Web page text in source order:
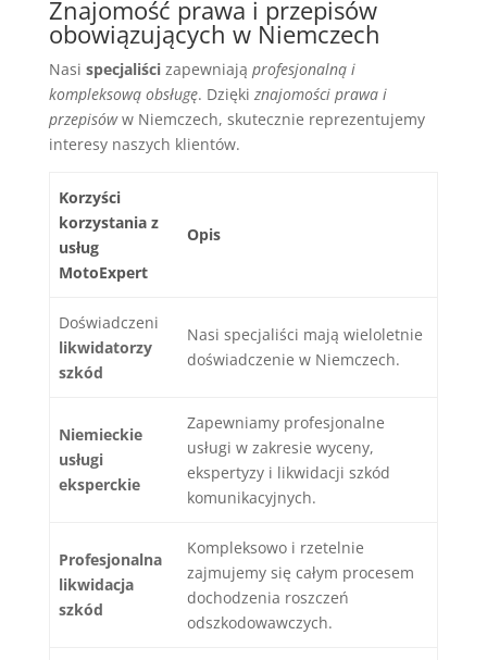
Znajomość prawa i przepisów
obowiązujących w Niemczech
Nasi specjaliścizapewniają profesjonalną i
kompleksową obsługę. Dzięki znajomości prawa i
przepisóww Niemczech, skutecznie reprezentujemy
interesy naszych klientów.
Korzyści
korzystania z
usług
MotoExpert
Opis
Doświadczeni
likwidatorzy
szkód
Nasi specjaliści mają wieloletnie
doświadczenie w Niemczech.
Niemieckie
usługi
eksperckie
Zapewniamy profesjonalne
usługi w zakresie wyceny,
ekspertyzy i likwidacji szkód
komunikacyjnych.
Profesjonalna
likwidacja
szkód
Kompleksowo i rzetelnie
zajmujemy się całym procesem
dochodzenia roszczeń
odszkodowawczych.